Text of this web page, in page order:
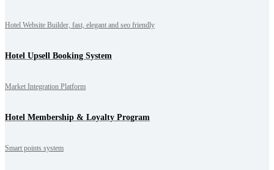
Hotel Website Builder, fast, elegant and seo friendly
Hotel Upsell Booking System
Market Integration Platform
Hotel Membership & Loyalty Program
Smart points system